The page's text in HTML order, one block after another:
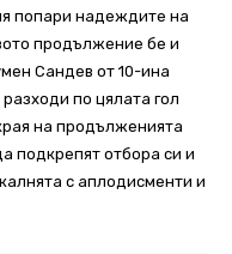
попари надеждите на
продължение бе и
Сандев от 10-ина
по цялата гол
на продълженията
подкрепят отбора си и
с аплодисменти и